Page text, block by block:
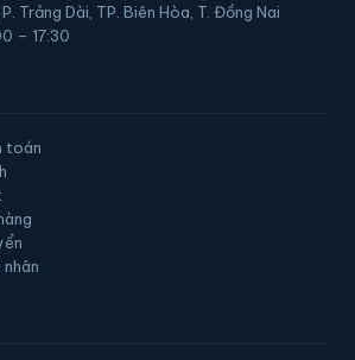
P. Trảng Dài, TP. Biên Hòa, T. Đồng Nai
– 17:30
toán